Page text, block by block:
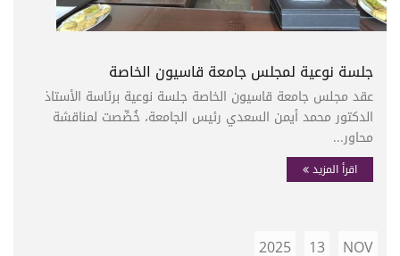
جلسة نوعية لمجلس جامعة قاسيون الخاصة
عقد مجلس جامعة قاسيون الخاصة جلسة نوعية برئاسة الأستاذ
الدكتور محمد أيمن السعدي رئيس الجامعة، خُصِّصت لمناقشة
محاور...
اقرأ المزيد
NOV
13
2025